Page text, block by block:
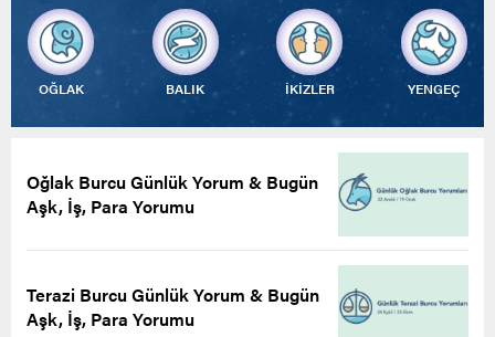
OĞLAK BALIK İKİZLER YENGEÇ
Oğlak Burcu Günlük Yorum & Bugün
Aşk, İş, Para Yorumu
Terazi Burcu Günlük Yorum & Bugün
Aşk, İş, Para Yorumu